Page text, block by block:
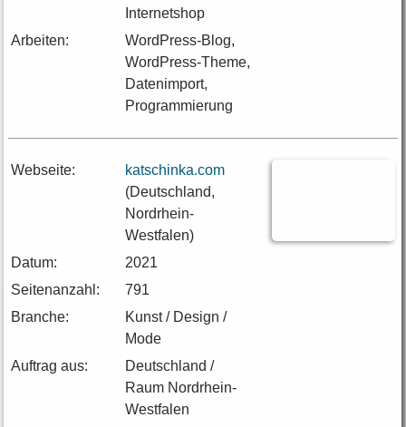
Internetshop
Arbeiten:
WordPress-Blog,
WordPress-Theme,
Datenimport,
Programmierung
Webseite:
katschinka.com
(Deutschland,
Nordrhein-
Westfalen)
Datum:
2021
Seitenanzahl:
791
Branche:
Kunst / Design /
Mode
Auftrag aus:
Deutschland /
Raum Nordrhein-
Westfalen